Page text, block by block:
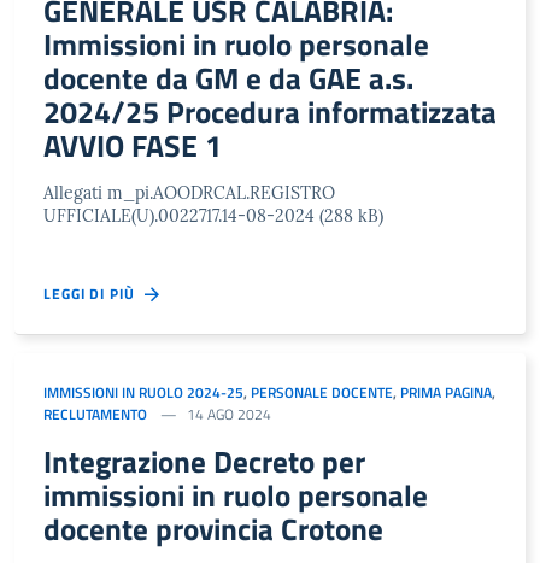
GENERALE USR CALABRIA:
Immissioni in ruolo personale
docente da GM e da GAE a.s.
2024/25 Procedura informatizzata
AVVIO FASE 1
Allegati m_pi.AOODRCAL.REGISTRO
UFFICIALE(U).0022717.14-08-2024 (288 kB)
LEGGI DI PIÙ
IMMISSIONI IN RUOLO 2024-25, PERSONALE DOCENTE, PRIMA PAGINA,
RECLUTAMENTO
14 AGO 2024
Integrazione Decreto per
immissioni in ruolo personale
docente provincia Crotone